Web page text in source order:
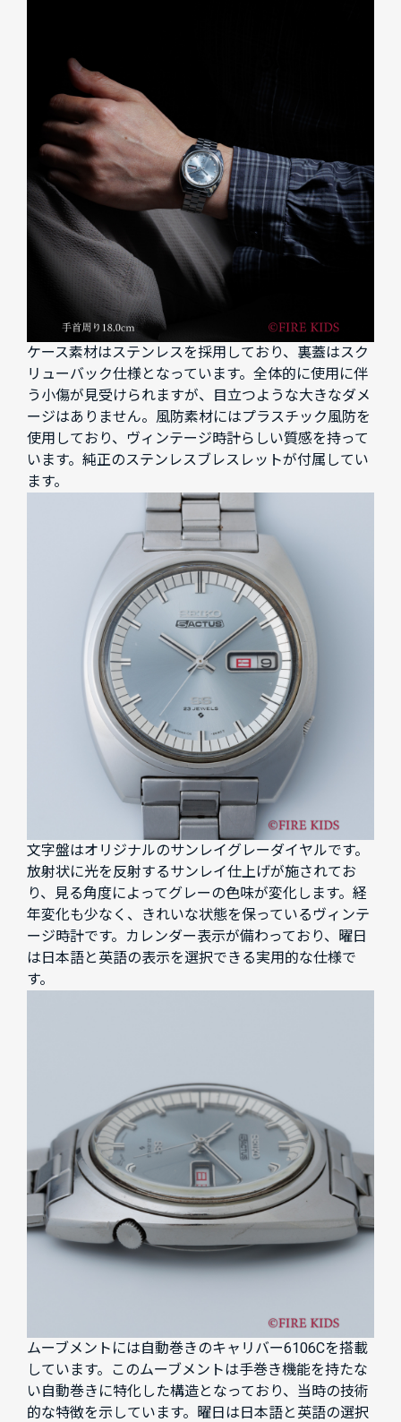
ケース素材はステンレスを採用しており、裏蓋はスク
リューバック仕様となっています。全体的に使用に伴
う小傷が見受けられますが、目立つような大きなダメ
ージはありません。風防素材にはプラスチック風防を
使用しており、ヴィンテージ時計らしい質感を持って
います。純正のステンレスブレスレットが付属してい
ます。
文字盤はオリジナルのサンレイグレーダイヤルです。
放射状に光を反射するサンレイ仕上げが施されてお
り、見る角度によってグレーの色味が変化します。経
年変化も少なく、きれいな状態を保っているヴィンテ
ージ時計です。カレンダー表示が備わっており、曜日
は日本語と英語の表示を選択できる実用的な仕様で
す。
ムーブメントには自動巻きのキャリバー6106Cを搭載
しています。このムーブメントは手巻き機能を持たな
い自動巻きに特化した構造となっており、当時の技術
的な特徴を示しています。曜日は日本語と英語の選択